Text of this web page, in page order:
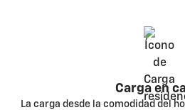
Carga en
La carga desde la comodidad del